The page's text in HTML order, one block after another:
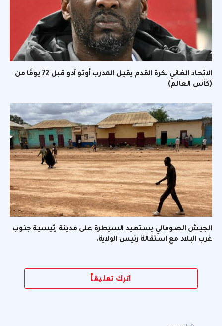
الاتحاد الغاني لكرة القدم يقيل المدرب أوتو آدو قبل 72 يومًا من
(كأس العالم).
الجيش الصومالي يستعيد السيطرة على مدينة رئيسية جنوب
غرب البلاد مع استقالة رئيس الولاية.
اترك تعليقاً